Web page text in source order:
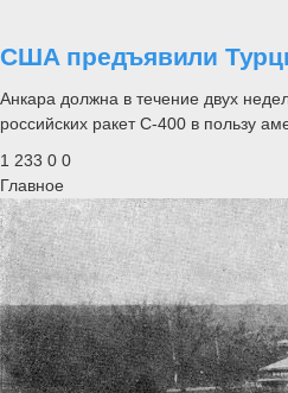
США предъявили
Анкара должна в течение двух
российских ракет С-400 в пользу
1 233 0 0
Главное